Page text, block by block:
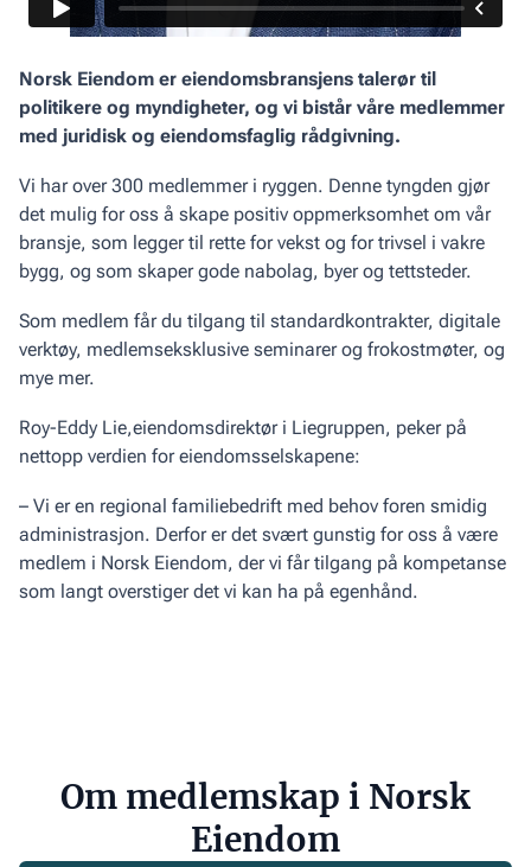
Norsk Eiendom er eiendomsbransjens talerør til
politikere og myndigheter, og vi bistår våre medlemmer
med juridisk og eiendomsfaglig rådgivning.
Vi har over 300 medlemmer i ryggen. Denne tyngden gjør
det mulig for oss å skape positiv oppmerksomhet om vår
bransje, som legger til rette for vekst og for trivsel i vakre
bygg, og som skaper gode nabolag, byer og tettsteder.
Som medlem får du tilgang til standardkontrakter, digitale
verktøy, medlemseksklusive seminarer og frokostmøter, og
mye mer.
Roy-Eddy Lie,eiendomsdirektør i Liegruppen, peker på
nettopp verdien for eiendomsselskapene:
– Vi er en regional familiebedrift med behov foren smidig
administrasjon. Derfor er det svært gunstig for oss å være
medlem i Norsk Eiendom, der vi får tilgang på kompetanse
som langt overstiger det vi kan ha på egenhånd.
Om medlemskap i Norsk
Eiendom